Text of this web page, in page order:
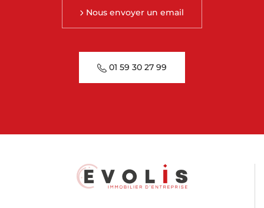
Nous envoyer un email
01 59 30 27 99